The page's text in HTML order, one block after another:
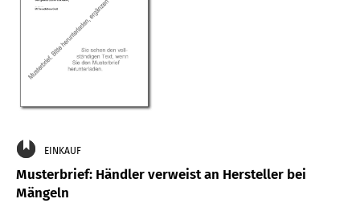
EINKAUF
Musterbrief: Händler verweist an Hersteller bei
Mängeln